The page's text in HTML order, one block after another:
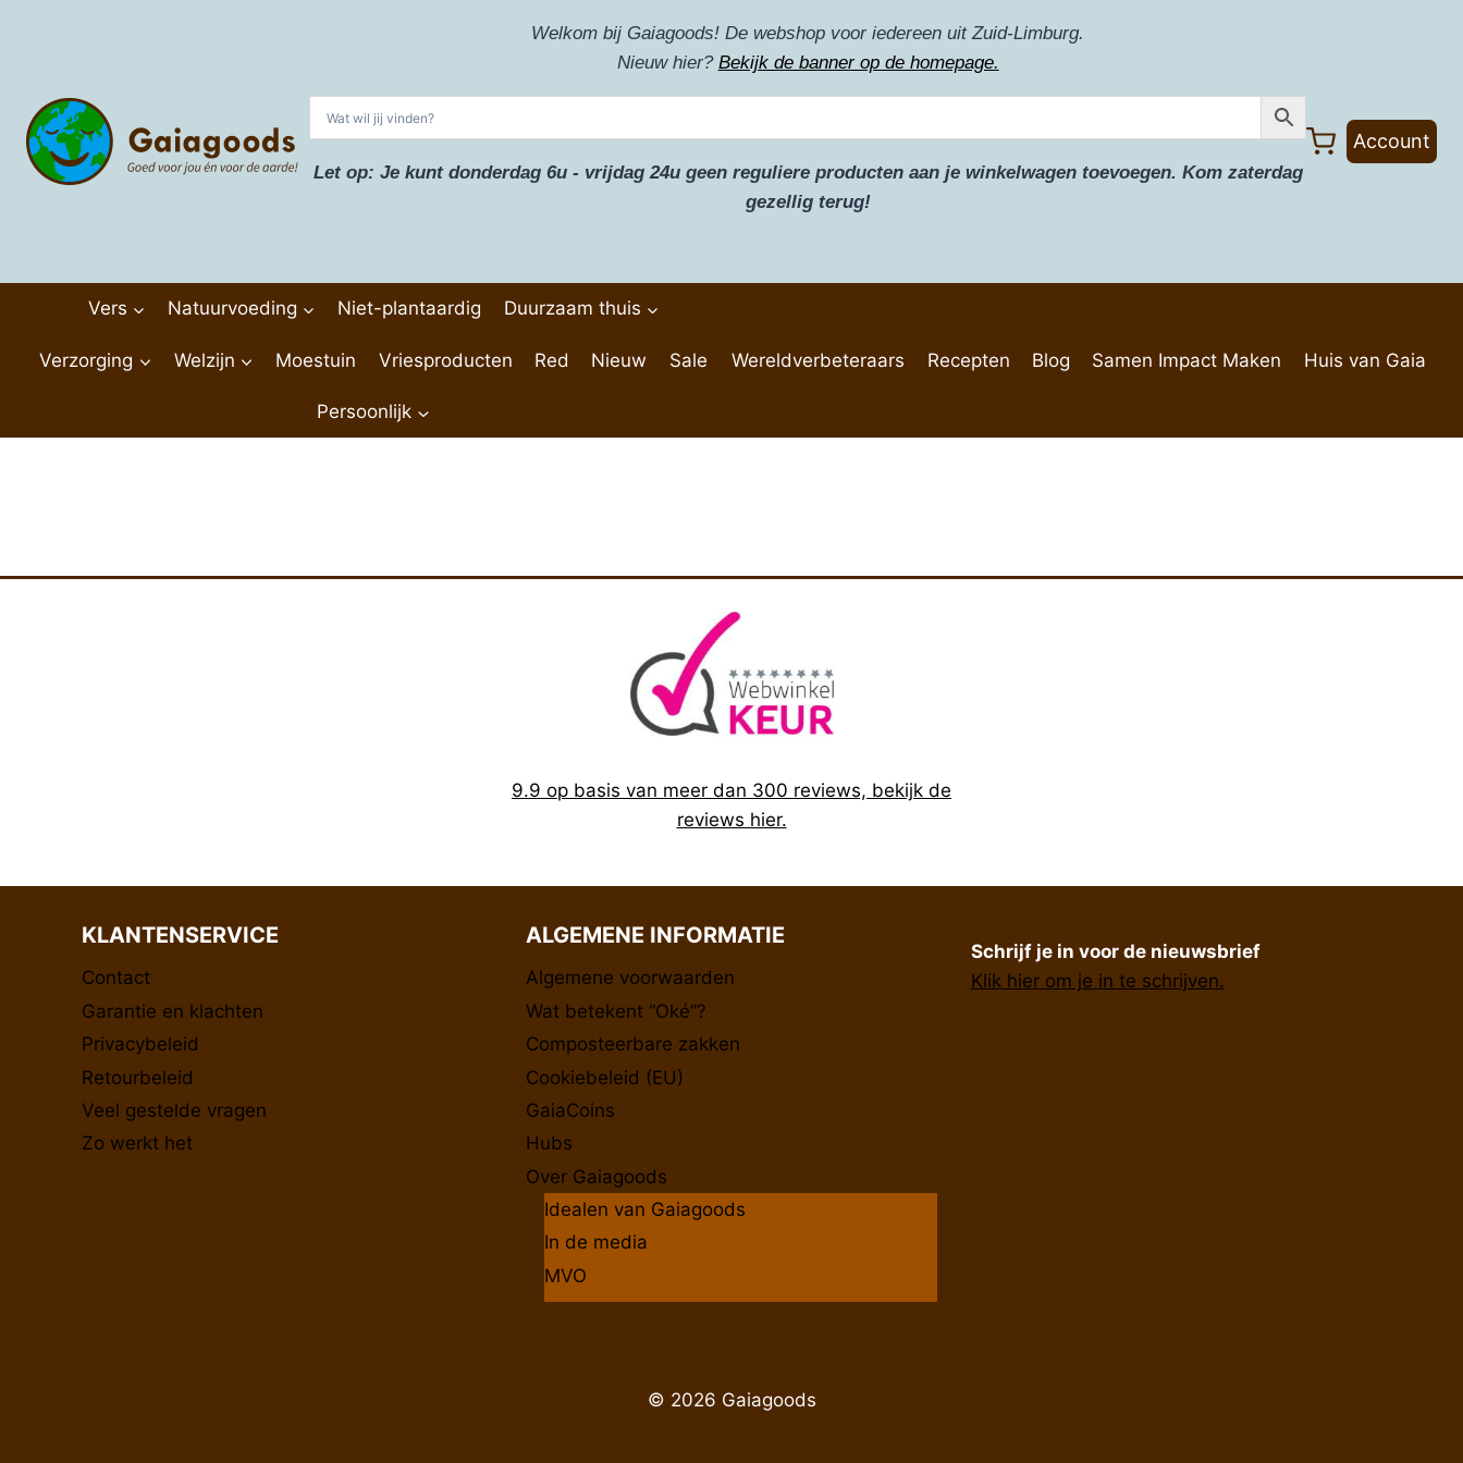
Welkom bij Gaiagoods! De webshop voor iedereen uit Zuid-Limburg.
Nieuw hier? Bekijk de banner op de homepage.
Let op: Je kunt donderdag 6u - vrijdag 24u geen reguliere producten aan je winkelwagen toevoegen. Kom zaterdag
gezellig terug!
Account
Vers Natuurvoeding Niet-plantaardig Duurzaam thuis
Verzorging Welzijn Moestuin Vriesproducten Red Nieuw Sale
Persoonlijk
Wereldverbeteraars Recepten Blog Samen Impact Maken Huis van Gaia
9.9 op basis van meer dan 300 reviews, bekijk de
reviews hier.
KLANTENSERVICE
Contact
Garantie en klachten
Privacybeleid
Retourbeleid
Veel gestelde vragen
Zo werkt het
ALGEMENE INFORMATIE
Algemene voorwaarden
Wat betekent “Oké”?
Composteerbare zakken
Cookiebeleid (EU)
GaiaCoins
Hubs
Over Gaiagoods
Idealen van Gaiagoods
In de media
MVO
Schrijf je in voor de nieuwsbrief
Klik hier om je in te schrijven.
© 2026 Gaiagoods